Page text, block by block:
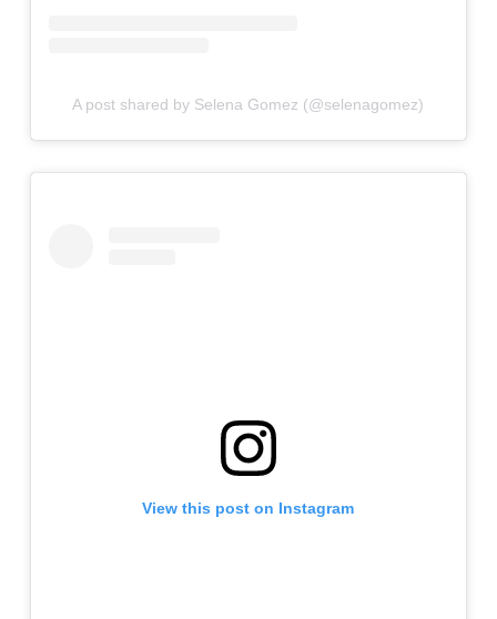
A post shared by Selena Gomez (@selenagomez)
View this post on Instagram